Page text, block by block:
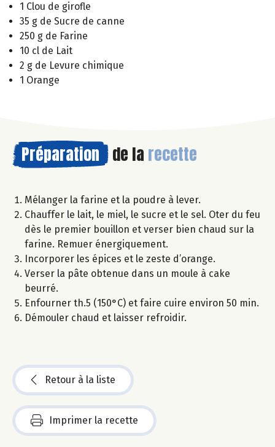
1 Clou de girofle
35 g de Sucre de canne
250 g de Farine
10 cl de Lait
2 g de Levure chimique
1 Orange
Préparation de la recette
Mélanger la farine et la poudre à lever.
Chauffer le lait, le miel, le sucre et le sel. Oter du feu
dès le premier bouillon et verser bien chaud sur la
farine. Remuer énergiquement.
Incorporer les épices et le zeste d’orange.
Verser la pâte obtenue dans un moule à cake
beurré.
Enfourner th.5 (150°C) et faire cuire environ 50 min.
Démouler chaud et laisser refroidir.
Retour à la liste
Imprimer la recette